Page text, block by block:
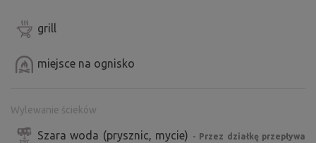
grill
miejsce na ognisko
Wylewanie ścieków
Szara woda (prysznic, mycie) - Przez działkę przepływa